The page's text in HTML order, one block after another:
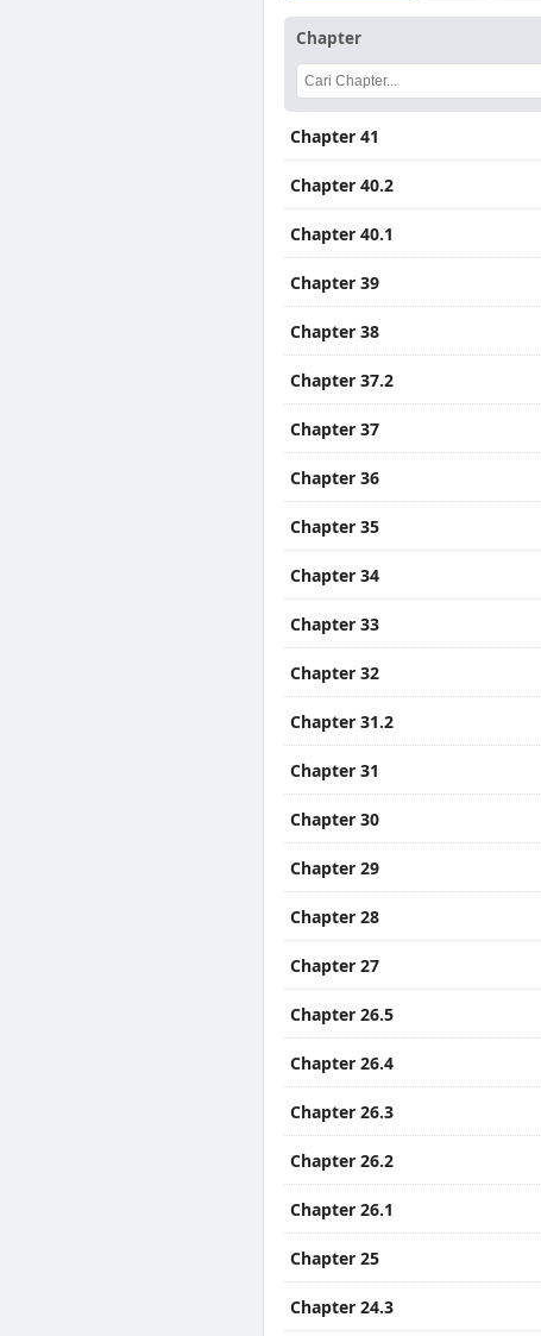
Chapter
Chapter 41
Chapter 40.2
Chapter 40.1
Chapter 39
Chapter 38
Chapter 37.2
Chapter 37
Chapter 36
Chapter 35
Chapter 34
Chapter 33
Chapter 32
Chapter 31.2
Chapter 31
Chapter 30
Chapter 29
Chapter 28
Chapter 27
Chapter 26.5
Chapter 26.4
Chapter 26.3
Chapter 26.2
Chapter 26.1
Chapter 25
Chapter 24.3